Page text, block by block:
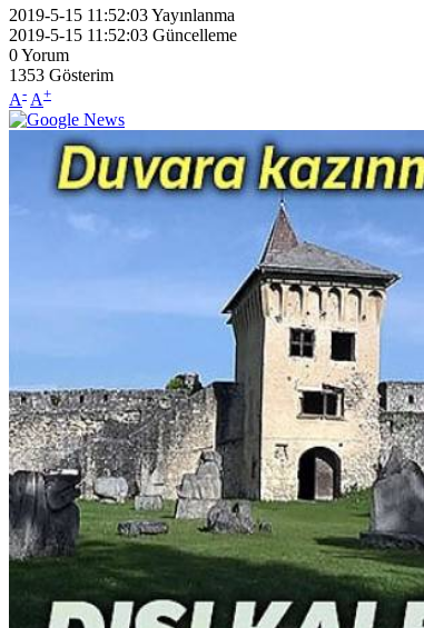
2019-5-15 11:52:03Yayınlanma
2019-5-15 11:52:03 Güncelleme
0Yorum
1353 Gösterim
A- A+